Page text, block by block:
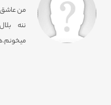
من عاشق
ننه